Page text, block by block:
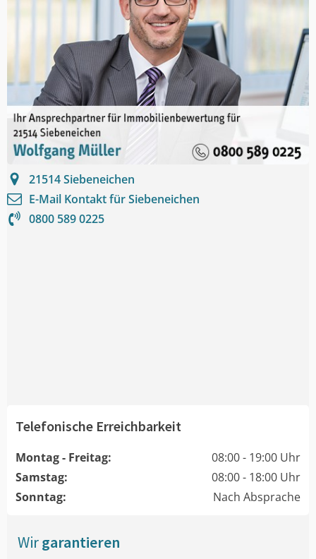
21514Siebeneichen
E-Mail Kontakt fürSiebeneichen
0800 589 0225
Telefonische Erreichbarkeit
Montag - Freitag:
08:00 - 19:00 Uhr
Samstag:
08:00 - 18:00 Uhr
Sonntag:
Nach Absprache
Wirgarantieren